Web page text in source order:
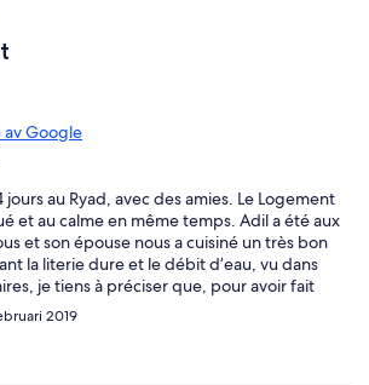
Google
jours au Ryad, avec des amies. Le Logement
et au calme en même temps. Adil a été aux
et son épouse nous a cuisiné un très bon
la literie dure et le débit d’eau, vu dans
je tiens à préciser que, pour avoir fait
c’est partout pareil. Merci encore
2019